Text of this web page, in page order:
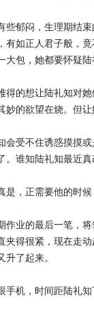
郁闷，生理期结束
有如正人君子般，
大包，她都要怀疑陆
的想让陆礼知对她
妙的欲望在烧。但
受不住诱惑摸摸或
。谁知陆礼知最近真
，正需要他的时候
业的最后一笔，将
夹得很紧，现在走
了起来。
机，时间距陆礼知